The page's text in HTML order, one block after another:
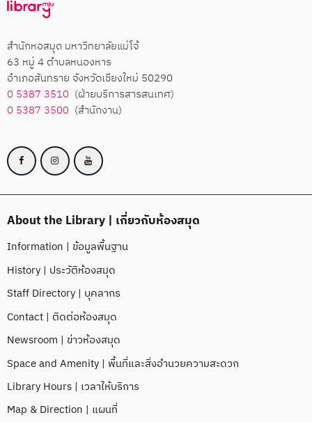
สำนักหอสมุด มหาวิทยาลัยแม่โจ้
63 หมู่ 4 ตำบลหนองหาร
อำเภอสันทราย จังหวัดเชียงใหม่ 50290
0 5387 3510 (ฝ่ายบริการสารสนเทศ)
0 5387 3500 (สำนักงาน)
About the Library | เกี่ยวกับห้องสมุด
Information | ข้อมูลพื้นฐาน
History | ประวัติห้องสมุด
Staff Directory | บุคลากร
Contact | ติดต่อห้องสมุด
Newsroom | ข่าวห้องสมุด
Space and Amenity | พื้นที่และสิ่งอำนวยความสะดวก
Library Hours | เวลาให้บริการ
Map & Direction | แผนที่